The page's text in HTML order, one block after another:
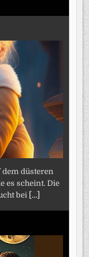
düsteren
es scheint. Die
bei
[...]